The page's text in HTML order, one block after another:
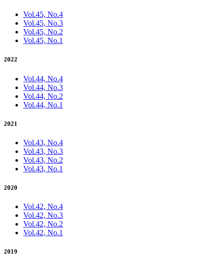
Vol.45, No.4
Vol.45, No.3
Vol.45, No.2
Vol.45, No.1
2022
Vol.44, No.4
Vol.44, No.3
Vol.44, No.2
Vol.44, No.1
2021
Vol.43, No.4
Vol.43, No.3
Vol.43, No.2
Vol.43, No.1
2020
Vol.42, No.4
Vol.42, No.3
Vol.42, No.2
Vol.42, No.1
2019